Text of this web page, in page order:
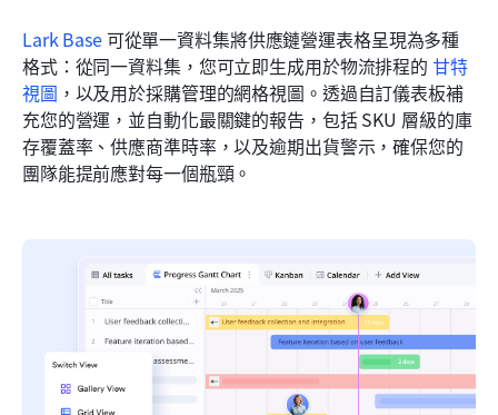
Lark Base 可從單一資料集將供應鏈營運表格呈現為多種
格式：從同一資料集，您可立即生成用於物流排程的 甘特
視圖 ，以及用於採購管理的網格視圖。透過自訂儀表板補
充您的營運，並自動化最關鍵的報告，包括 SKU 層級的庫
存覆蓋率、供應商準時率，以及逾期出貨警示，確保您的
團隊能提前應對每一個瓶頸。